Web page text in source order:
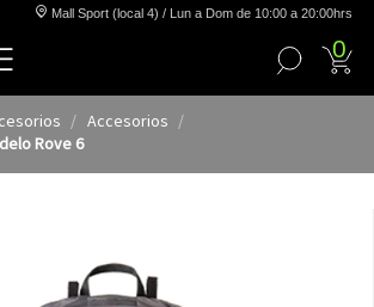
Mall Sport (local 4) / Lun a Dom de 10:00 a 20:00hrs
0
Accesorios
Rove 6